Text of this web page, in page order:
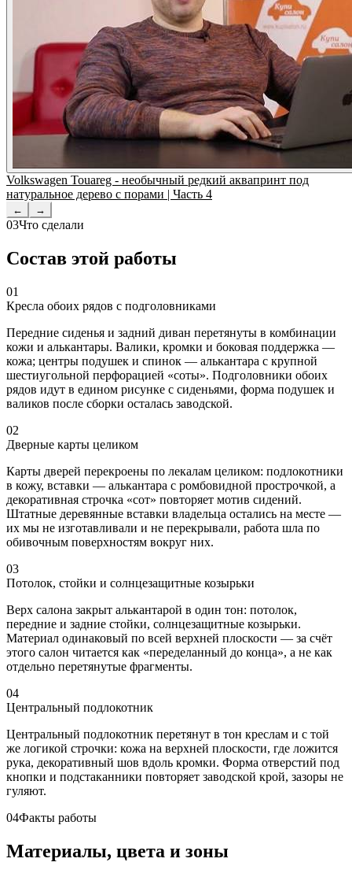
Volkswagen Touareg - необычный редкий аквапринт под
натуральное дерево с порами | Часть 4
← →
03Что сделали
Состав этой работы
01
Кресла обоих рядов с подголовниками
Передние сиденья и задний диван перетянуты в комбинации
кожи и алькантары. Валики, кромки и боковая поддержка —
кожа; центры подушек и спинок — алькантара с крупной
шестиугольной перфорацией «соты». Подголовники обоих
рядов идут в едином рисунке с сиденьями, форма подушек и
валиков после сборки осталась заводской.
02
Дверные карты целиком
Карты дверей перекроены по лекалам целиком: подлокотники
в кожу, вставки — алькантара с ромбовидной прострочкой, а
декоративная строчка «сот» повторяет мотив сидений.
Штатные деревянные вставки владельца остались на месте —
их мы не изготавливали и не перекрывали, работа шла по
обивочным поверхностям вокруг них.
03
Потолок, стойки и солнцезащитные козырьки
Верх салона закрыт алькантарой в один тон: потолок,
передние и задние стойки, солнцезащитные козырьки.
Материал одинаковый по всей верхней плоскости — за счёт
этого салон читается как «переделанный до конца», а не как
отдельно перетянутые фрагменты.
04
Центральный подлокотник
Центральный подлокотник перетянут в тон креслам и с той
же логикой строчки: кожа на верхней плоскости, где ложится
рука, декоративный шов вдоль кромки. Форма отверстий под
кнопки и подстаканники повторяет заводской крой, зазоры не
гуляют.
04Факты работы
Материалы, цвета и зоны